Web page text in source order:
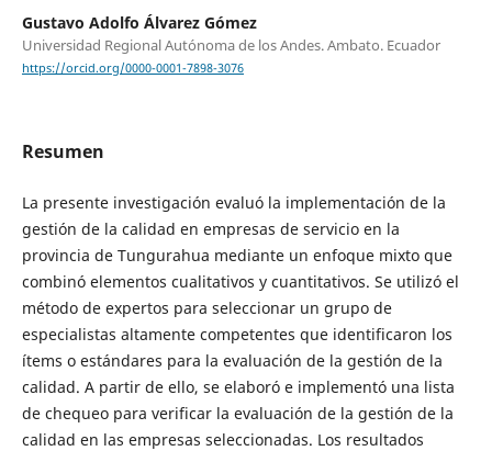
Gustavo Adolfo Álvarez Gómez
Universidad Regional Autónoma de los Andes. Ambato. Ecuador
https://orcid.org/0000-0001-7898-3076
Resumen
La presente investigación evaluó la implementación de la
gestión de la calidad en empresas de servicio en la
provincia de Tungurahua mediante un enfoque mixto que
combinó elementos cualitativos y cuantitativos. Se utilizó el
método de expertos para seleccionar un grupo de
especialistas altamente competentes que identificaron los
ítems o estándares para la evaluación de la gestión de la
calidad. A partir de ello, se elaboró e implementó una lista
de chequeo para verificar la evaluación de la gestión de la
calidad en las empresas seleccionadas. Los resultados